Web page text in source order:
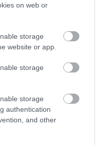
on web or
storage
website or app.
storage
storage
authentication
and other